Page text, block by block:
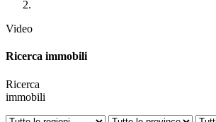
Video
Ricerca immobili
Ricerca
immobili